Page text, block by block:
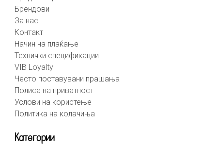
Брендови
За нас
Контакт
Начин на плаќање
Технички спецификации
VIB Loyalty
Често поставувани прашања
Полиса на приватност
Услови на користење
Политика на колачиња
Категории